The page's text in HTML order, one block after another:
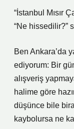
“İstanbul Mısır
“Ne hissedilir?”
Ben Ankara’da
ediyorum: Bir
alışveriş
halime göre
düşünce bile
kaybolursa ne